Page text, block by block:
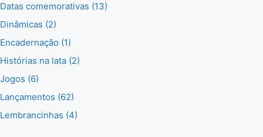
Datas comemorativas (13)
Dinâmicas (2)
Encadernação (1)
Histórias na lata (2)
Jogos (6)
Lançamentos (62)
Lembrancinhas (4)